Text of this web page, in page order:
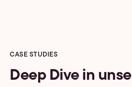
CASE STUDIES
Deep Dive in